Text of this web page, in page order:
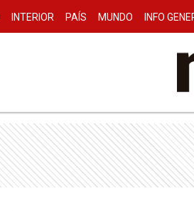
INTERIOR PAÍS MUNDO INFO